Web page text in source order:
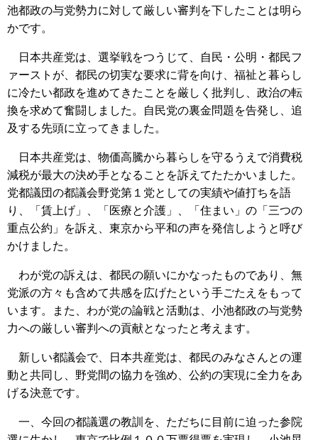
池都政の与党勢力に対して厳しい審判を下したことは明ら
かです。
日本共産党は、選挙戦をつうじて、自民・公明・都民フ
ァーストが、都民の切実な要求に背を向け、福祉と暮らし
に冷たい都政を進めてきたことを厳しく批判し、政治の転
換を求めて奮闘しました。自民党の裏金問題を告発し、追
及する先頭に立ってきました。
日本共産党は、物価高騰から暮らしを守るうえで消費税
減税が最大の決め手となることを訴えてたたかいました。
党都議団の都議会野党第１党としての実績や値打ちを語
り、「賃上げ」、「医療と介護」、「住まい」の「三つの
重点公約」を訴え、東京から平和の声を発信しようと呼び
かけました。
わが党の訴えは、都民の願いにかなったものであり、無
党派の方々も含めて共感を広げたという手ごたえをもって
います。また、わが党の論戦と活動は、小池都政の与党勢
力への厳しい審判への貢献となったと考えます。
新しい都議会で、日本共産党は、都民のみなさんとの運
動と共同し、野党間の協力を強め、公約の実現に全力をあ
げる決意です。
一、今回の都議選の教訓を、ただちに目前に迫った参院